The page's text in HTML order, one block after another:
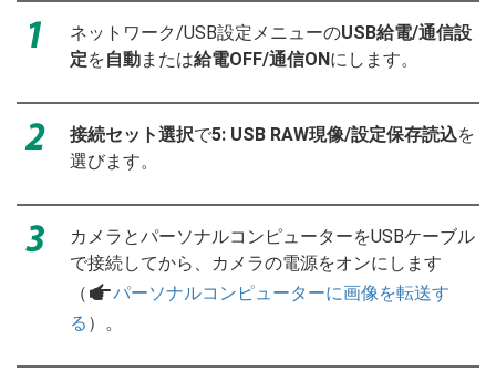
ネットワーク/USB設定メニューのUSB給電/通信設
定を自動または給電OFF/通信ONにします。
接続セット選択で5: USB RAW現像/設定保存読込を
選びます。
カメラとパーソナルコンピューターをUSBケーブル
で接続してから、カメラの電源をオンにします
（ aパーソナルコンピューターに画像を転送す
る ）。